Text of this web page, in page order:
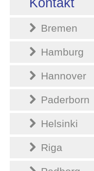
Bremen
Hamburg
Hannover
Paderborn
Helsinki
Riga